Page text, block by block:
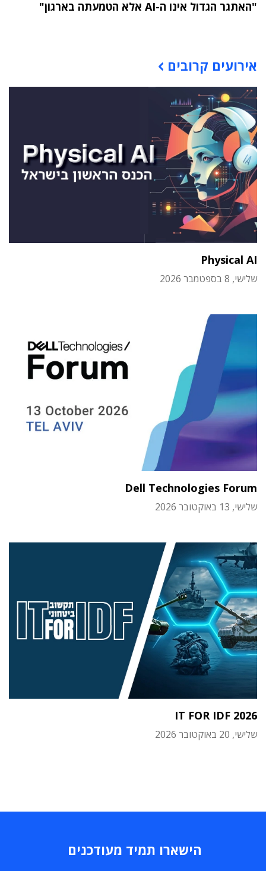
"האתגר הגדול אינו ה-AI אלא הטמעתה בארגון"
אירועים קרובים
Physical AI
שלישי, 8 בספטמבר 2026
Dell Technologies Forum
שלישי, 13 באוקטובר 2026
IT FOR IDF 2026
שלישי, 20 באוקטובר 2026
הישארו תמיד מעודכנים